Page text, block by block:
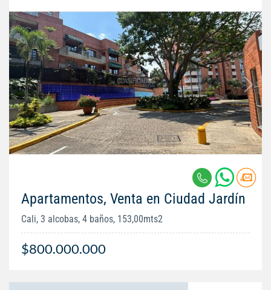
Apartamentos, Venta en Ciudad Jardín
Cali, 3 alcobas, 4 baños, 153,00mts2
$800.000.000